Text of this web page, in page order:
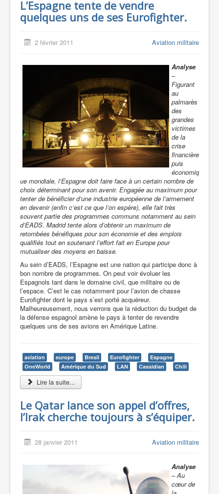
L’Espagne tente de vendre
quelques uns de ses Eurofighter.
2 février 2011 Aviation militaire
Analyse
–
Figurant
au
palmarès
des
grandes
victimes
de la
crise
financière
puis
économiq
ue mondiale, l’Espagne doit faire face à un certain nombre de
choix déterminant pour son avenir. Engagée au maximum pour
tenter de bénéficier d’une industrie européenne de l’armement
en devenir (enfin c’est ce que l’on espère), elle fait très
souvent partie des programmes communs notamment au sein
d’EADS. Madrid tente alors d’obtenir un maximum de
retombées bénéfiques pour son économie et des emplois
qualifiés tout en soutenant l’effort fait en Europe pour
mutualiser des moyens en baisse.
Au sein d’EADS, l’Espagne est une nation qui participe donc à
bon nombre de programmes. On peut voir évoluer les
Espagnols tant dans le domaine civil, que militaire ou de
l’espace. C’est le cas notamment pour l’avion de chasse
Eurofighter dont le pays s’est porté acquéreur.
Malheureusement, nous verrons que la réduction du budget de
la défense espagnol amène le pays à tenter de revendre
quelques uns de ses avions en Amérique Latine.
aviation europe Bresil Eurofighter
Espagne
OneWorld
Amérique du Sud LAN Cassidian Chili
Lire la suite...
Le Qatar lance son appel d’offres,
l’Irak cherche toujours à s’équiper.
28 janvier 2011 Aviation militaire
Analyse
– Au
cœur de